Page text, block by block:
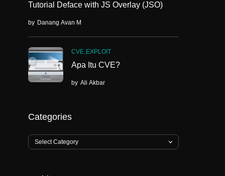
Tutorial Deface with JS Overlay (JSO)
by Danang Avan M
CVE EXPLOIT
Apa Itu CVE?
by Ali Akbar
Categories